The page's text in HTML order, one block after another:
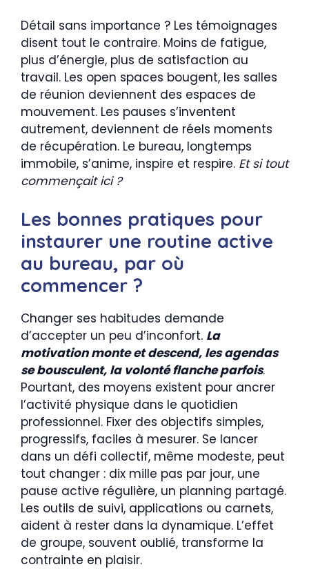
Détail sans importance ? Les témoignages
disent tout le contraire. Moins de fatigue,
plus d’énergie, plus de satisfaction au
travail. Les open spaces bougent, les salles
de réunion deviennent des espaces de
mouvement. Les pauses s’inventent
autrement, deviennent de réels moments
de récupération. Le bureau, longtemps
immobile, s’anime, inspire et respire. Et si tout
commençait ici ?
Les bonnes pratiques pour
instaurer une routine active
au bureau, par où
commencer ?
Changer ses habitudes demande
d’accepter un peu d’inconfort. La
motivation monte et descend, les agendas
se bousculent, la volonté flanche parfois.
Pourtant, des moyens existent pour ancrer
l’activité physique dans le quotidien
professionnel. Fixer des objectifs simples,
progressifs, faciles à mesurer. Se lancer
dans un défi collectif, même modeste, peut
tout changer : dix mille pas par jour, une
pause active régulière, un planning partagé.
Les outils de suivi, applications ou carnets,
aident à rester dans la dynamique. L’effet
de groupe, souvent oublié, transforme la
contrainte en plaisir.